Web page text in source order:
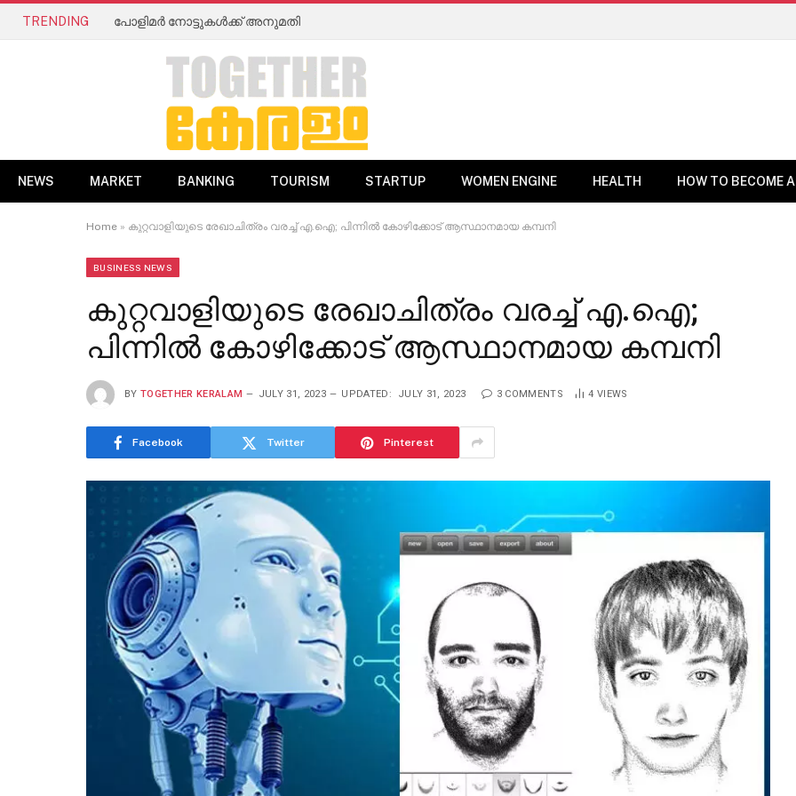
TRENDING പോളിമർ നോട്ടുകൾക്ക് അനുമതി
NEWS MARKET BANKING TOURISM STARTUP WOMEN ENGINE HEALTH HOW TO BECOME
Home » കുറ്റവാളിയുടെ രേഖാചിത്രം വരച്ച് എ.ഐ; പിന്നിൽ കോഴിക്കോട് ആസ്ഥാനമായ കമ്പനി
BUSINESS NEWS
കുറ്റവാളിയുടെ രേഖാചിത്രം വരച്ച് എ.ഐ;
പിന്നിൽ കോഴിക്കോട് ആസ്ഥാനമായ കമ്പനി
BY TOGETHER KERALAM JULY 31, 2023 UPDATED: JULY 31, 2023 3 COMMENTS 4 VIEWS
Facebook Twitter Pinterest
BUSINESS NEWS
ആർകോൺ ഹോംസിനൊപ്പം വിനീതും
BISMI BABY JUNE 24, 2026 6